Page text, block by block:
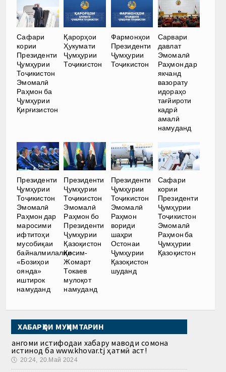
Сафари
кории
Президенти
Ҷумҳурии
Тоҷикистон
Эмомалӣ
Раҳмон ба
Ҷумҳурии
Қирғизистон
Қарорҳои
Ҳукумати
Ҷумҳурии
Тоҷикистон
Фармонҳои
Президенти
Ҷумҳурии
Тоҷикистон
Сарвари
давлат
Эмомалӣ
Раҳмон дар
якчанд
вазорату
идораҳо
тағйироти
кадрӣ
амалӣ
намуданд
Президенти
Ҷумҳурии
Тоҷикистон
Эмомалӣ
Раҳмон дар
маросими
ифтитоҳи
мусобиқаи
байналмилалии
«Бозиҳои
оянда»
иштирок
намуданд
Президенти
Ҷумҳурии
Тоҷикистон
Эмомалӣ
Раҳмон бо
Президенти
Ҷумҳурии
Қазоқистон
Қосим-
Жомарт
Токаев
мулоқот
намуданд
Президенти
Ҷумҳурии
Тоҷикистон
Эмомалӣ
Раҳмон
вориди
шаҳри
Остонаи
Ҷумҳурии
Қазоқистон
шуданд
Сафари
кории
Президенти
Ҷумҳурии
Тоҷикистон
Эмомалӣ
Раҳмон ба
Ҷумҳурии
Қазоқистон
ХАБАРҲОИ МУҲИМТАРИН
Ҳангоми истифодаи хабару маводи сомона
истинод ба www.khovar.tj ҳатмӣ аст!
🕔 20:24, 20.Май 2024